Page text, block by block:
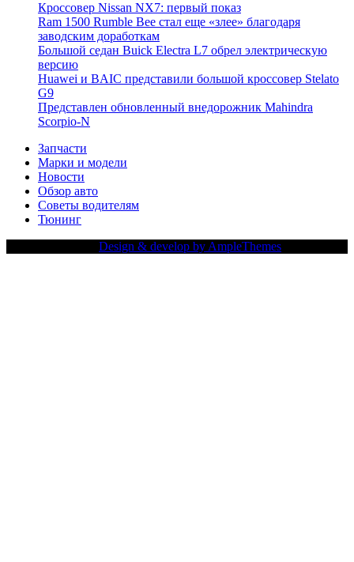
Кроссовер Nissan NX7: первый показ
Ram 1500 Rumble Bee стал еще «злее» благодаря
заводским доработкам
Большой седан Buick Electra L7 обрел электрическую
версию
Huawei и BAIC представили большой кроссовер Stelato
G9
Представлен обновленный внедорожник Mahindra
Scorpio-N
Запчасти
Марки и модели
Новости
Обзор авто
Советы водителям
Тюнинг
Design & develop by AmpleThemes